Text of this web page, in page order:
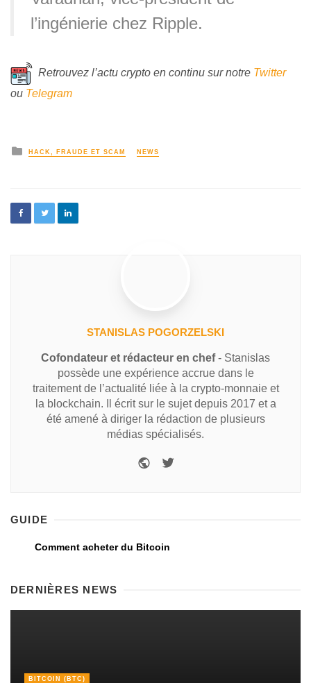
l’ingénierie chez Ripple.
Retrouvez l’actu crypto en continu sur notre Twitter
ou Telegram
HACK, FRAUDE ET SCAM NEWS
STANISLAS POGORZELSKI
Cofondateur et rédacteur en chef- Stanislas
possède une expérience accrue dans le
traitement de l’actualité liée à la crypto-monnaie et
la blockchain. Il écrit sur le sujet depuis 2017 et a
été amené à diriger la rédaction de plusieurs
médias spécialisés.
GUIDE
Comment acheter du Bitcoin
DERNIÈRES NEWS
BITCOIN (BTC)